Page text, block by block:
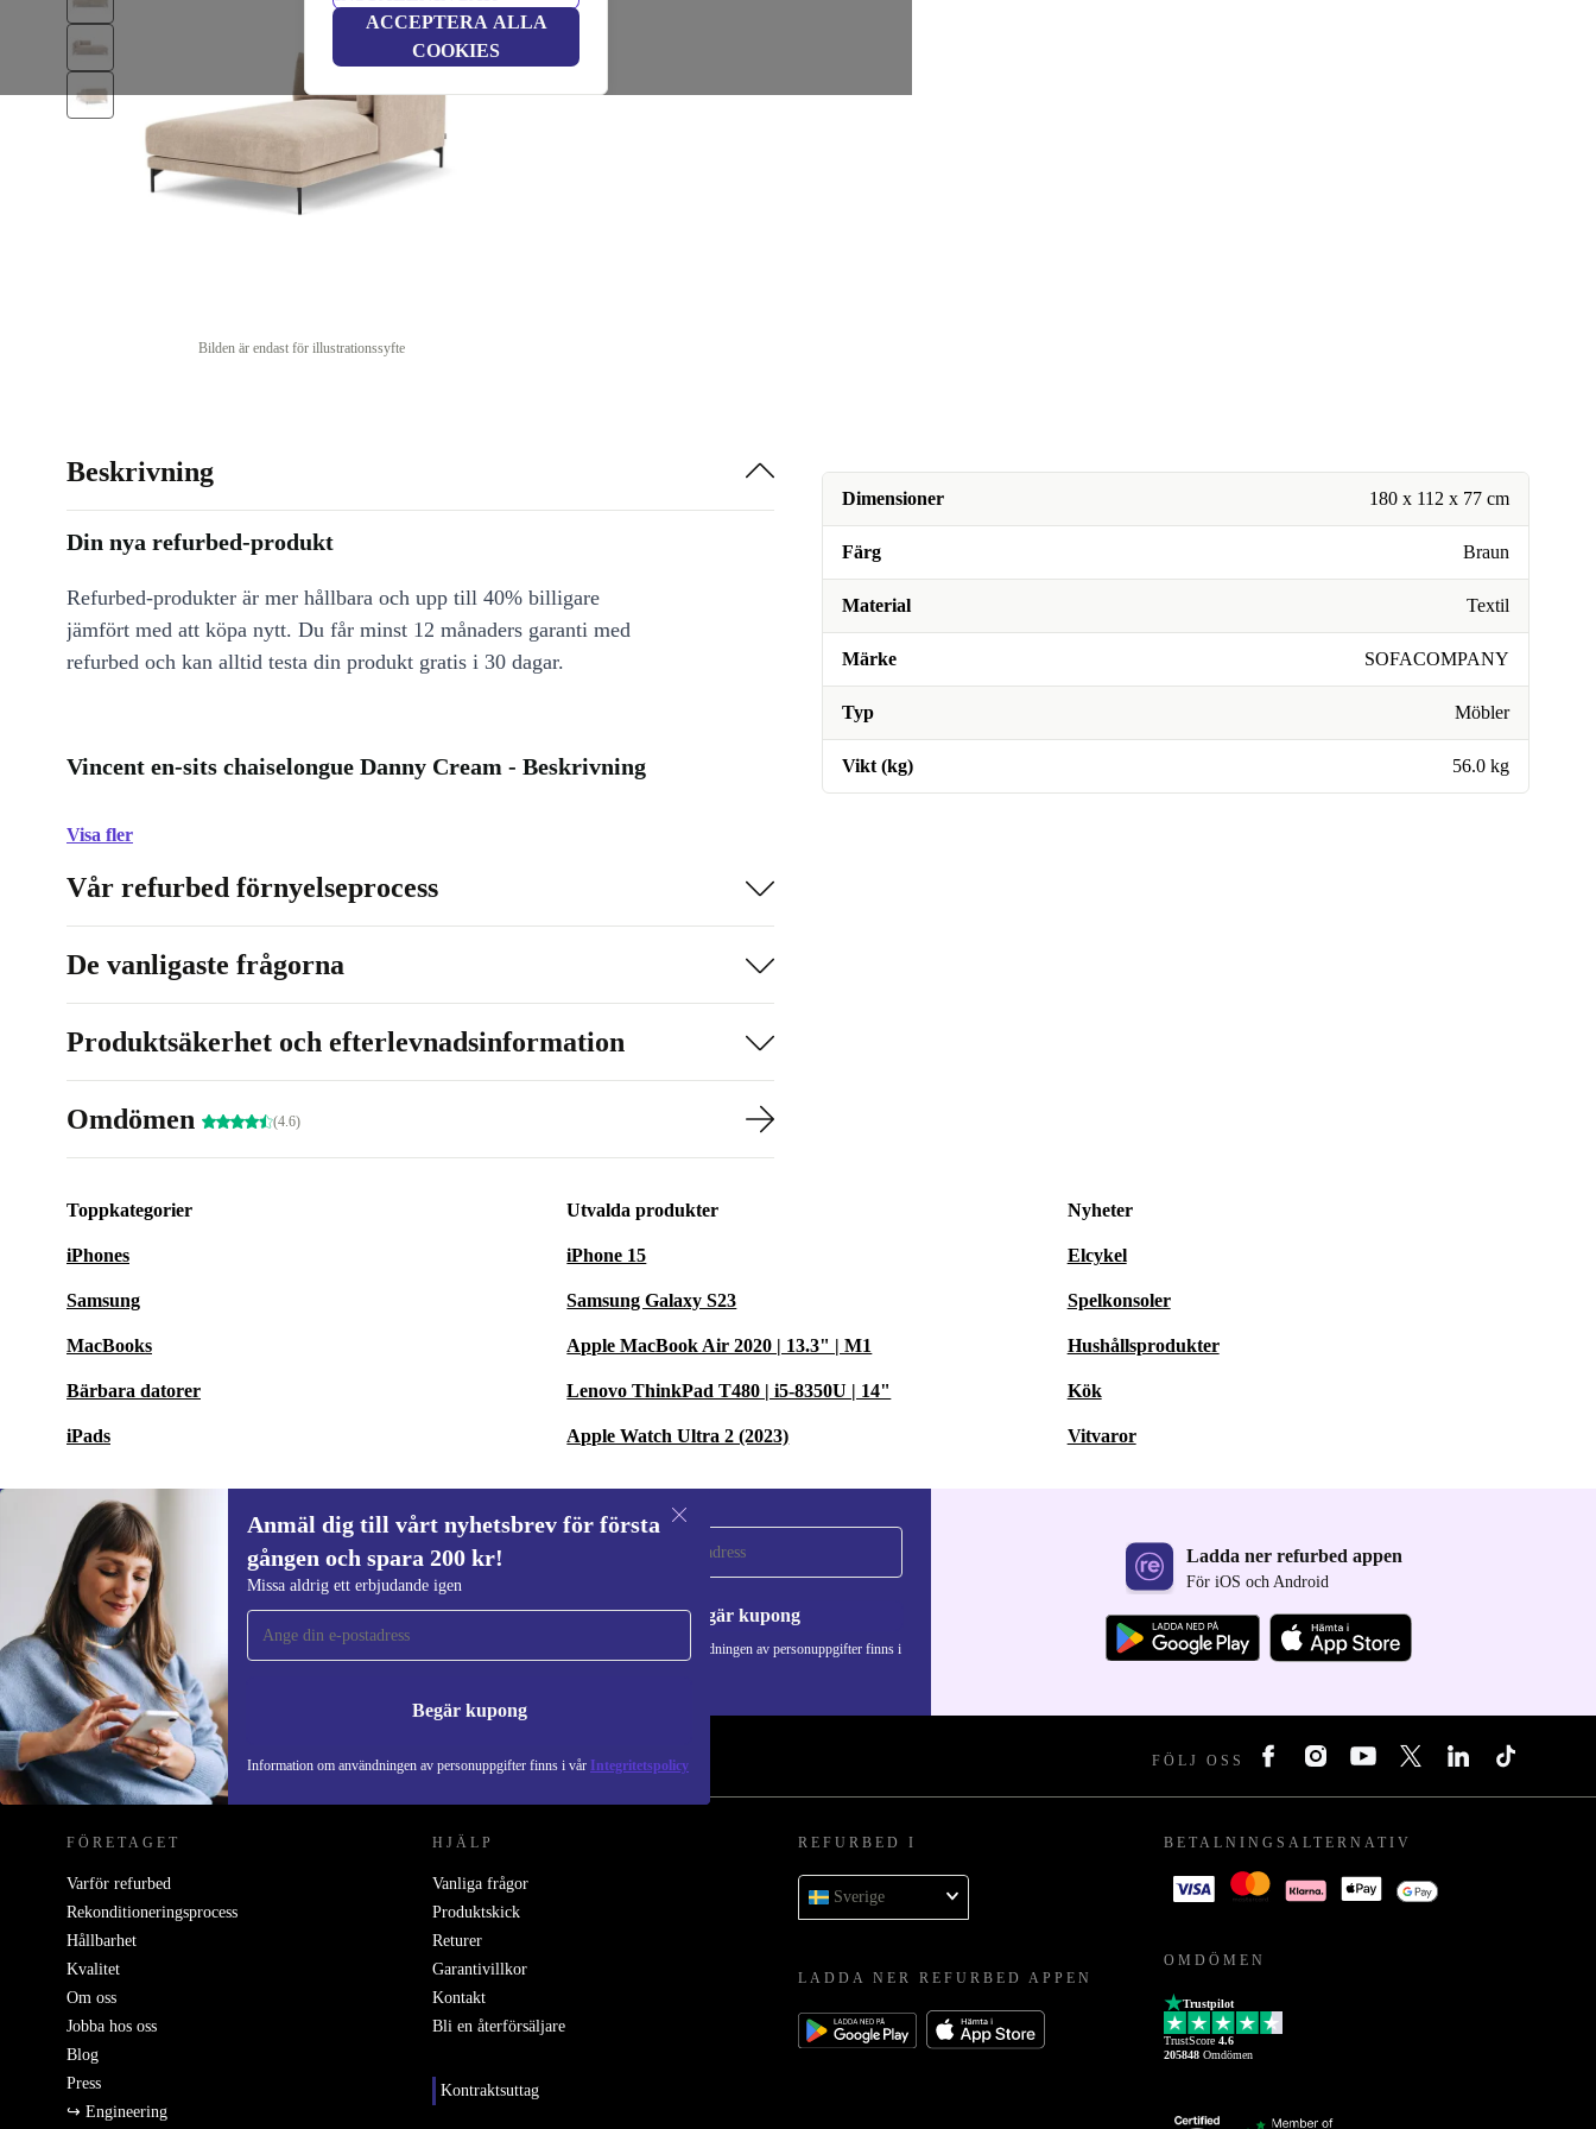
ACCEPTERA ALLA
COOKIES
Bilden är endast för illustrationssyfte
Dimensioner 180 x 112 x 77 cm
Färg Braun
Material Textil
Märke SOFACOMPANY
Typ Möbler
Vikt (kg) 56.0 kg
Beskrivning
Din nya refurbed-produkt
Refurbed-produkter är mer hållbara och upp till 40% billigare
jämfört med att köpa nytt. Du får minst 12 månaders garanti med
refurbed och kan alltid testa din produkt gratis i 30 dagar.
Vincent en-sits chaiselongue Danny Cream - Beskrivning
Visa fler
Vår refurbed förnyelseprocess
De vanligaste frågorna
Produktsäkerhet och efterlevnadsinformation
Omdömen (4.6)
Toppkategorier
iPhones
Samsung
MacBooks
Bärbara datorer
iPads
Utvalda produkter
iPhone 15
Samsung Galaxy S23
Apple MacBook Air 2020 | 13.3" | M1
Lenovo ThinkPad T480 | i5-8350U | 14"
Apple Watch Ultra 2 (2023)
Nyheter
Elcykel
Spelkonsoler
Hushållsprodukter
Kök
Vitvaror
Anmäl dig till vårt nyhetsbrev för första
gången och spara 200 kr!
Missa aldrig ett erbjudande igen
Begär kupong
Information om användningen av personuppgifter finns i vår Integritetspolicy
Anmäl dig till vårt nyhetsbrev för första
gången och spara 200 kr!
Missa aldrig ett erbjudande igen.
Begär kupong
Information om användningen av personuppgifter finns i
Ladda ner refurbed appen
För iOS och Android
REFURBED SVERIGE - RETHINK NEW. FÖLJ OSS
FÖRETAGET
Varför refurbed
Rekonditioneringsprocess
Hållbarhet
Kvalitet
Om oss
Jobba hos oss
Blog
Press
↪ Engineering
HJÄLP
Vanliga frågor
Produktskick
Returer
Garantivillkor
Kontakt
Bli en återförsäljare
Kontraktsuttag
REFURBED I
Sverige
LADDA NER REFURBED APPEN
BETALNINGSALTERNATIV
OMDÖMEN
Trustpilot
TrustScore 4.6
205848 Omdömen